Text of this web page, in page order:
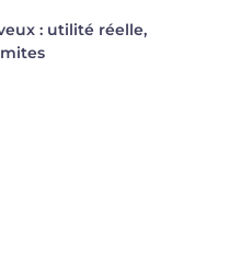
: utilité réelle,